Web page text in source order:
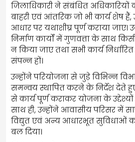
जिलाधिकारी ने संबंधित अधिकारियों
बाहरी एवं आंतरिक जो भी कार्य शेष हैं,
आधार पर यथाशीघ्र पूर्ण कराया जाए।
निर्माण कार्यों में गुणवत्ता के साथ
न किया जाए तथा सभी कार्य
संपन्न हों।
उन्होंने परियोजना से जुड़े विभिन्न
समन्वय स्थापित करने के निर्देश देते
से कार्य पूर्ण कराकर योजना के
साथ ही, उन्होंने आवासीय परिसर में
विद्युत एवं अन्य आधारभूत सुविधाओं
बल दिया।